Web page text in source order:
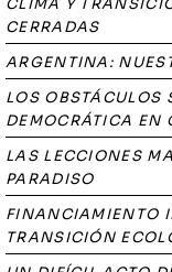
CLIMA Y
CERRADAS
ARGENTINA:
LOS OBSTÁCULOS
DEMOCRÁTICA EN
LAS LECCIONES
PARADISO
FINANCIAMIENTO
TRANSICIÓN